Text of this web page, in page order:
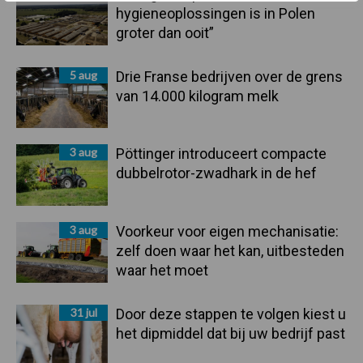
hygieneoplossingen is in Polen
groter dan ooit”
5 aug
Drie Franse bedrijven over de grens
van 14.000 kilogram melk
3 aug
Pöttinger introduceert compacte
dubbelrotor-zwadhark in de hef
3 aug
Voorkeur voor eigen mechanisatie:
zelf doen waar het kan, uitbesteden
waar het moet
31 jul
Door deze stappen te volgen kiest u
het dipmiddel dat bij uw bedrijf past